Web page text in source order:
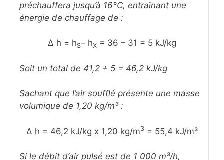
préchauffera jusqu’à 16°C, entraînant une
énergie de chauffage de :
Δ h = hS– hX= 36 – 31 = 5 kJ/kg
Soit un total de 41,2 + 5 = 46,2 kJ/kg
Sachant que l’air soufflé présente une masse
volumique de 1,20 kg/m³ :
Δ h = 46,2 kJ/kg x 1,20 kg/m3= 55,4 kJ/m³
Si le débit d’air pulsé est de 1 000 m³/h,